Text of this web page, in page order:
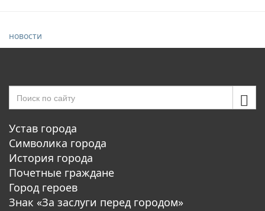
новости
Устав города
Символика города
История города
Почетные граждане
Город героев
Знак «За заслуги перед городом»